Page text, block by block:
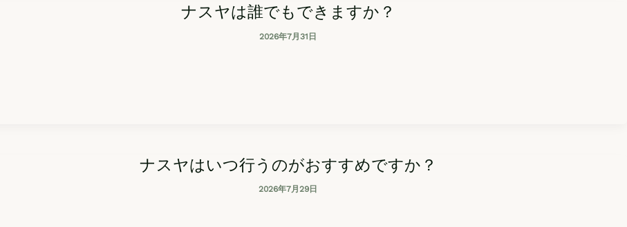
ナスヤは誰でもできますか？
2026年7月31日
ナスヤはいつ行うのがおすすめですか？
2026年7月29日